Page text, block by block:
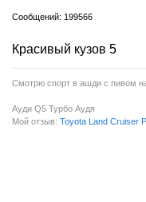
Сообщений: 199566
Красивый кузов 5
Смотрю спорт в ашди с пивом
Ауди Q5 Турбо Аудя
Мой отзыв: Toyota Land Cruiser